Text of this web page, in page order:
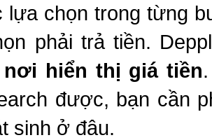
lựa chọn trong từng
phải trả tiền.
nơi hiển thị giá tiền
được, bạn cần
sinh ở đâu.